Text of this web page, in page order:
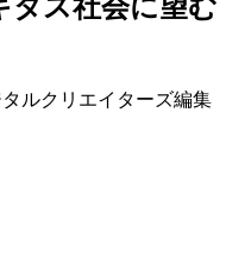
タス社会に望む
ルクリエイターズ編集